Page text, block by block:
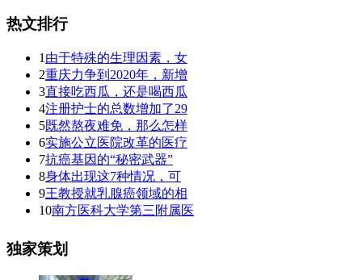
热文排行
1 由于特殊的生理因素，女
2重庆力争到2020年，新增
3直接吃西瓜，还是喝西瓜
4注册护士的总数增加了29
5既然熬夜难免，那么怎样
6实施公立医院改革的医疗
7抗癌基因的“秘密武器”
8身体出现这7种情况，可
9王教授就乳腺癌领域的相
10南方医科大学第三附属医
独家策划